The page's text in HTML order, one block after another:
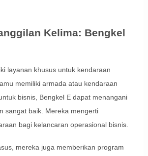
Kelima: Bengkel
layanan khusus untuk kendaraan
memiliki armada atau kendaraan
bisnis, Bengkel E dapat menangani
sangat baik. Mereka mengerti
bagi kelancaran operasional bisnis.
mereka juga memberikan program